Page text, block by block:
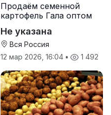
Продаём семенной
картофель Гала оптом
Не указана
Вся Россия
12 мар 2026, 16:04 • 1 492